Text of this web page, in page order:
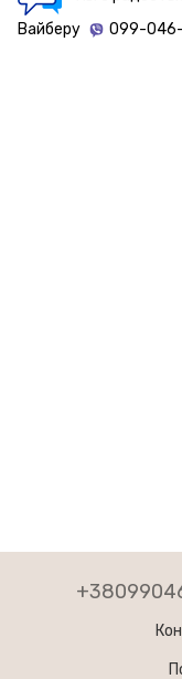
Вайберу
099-